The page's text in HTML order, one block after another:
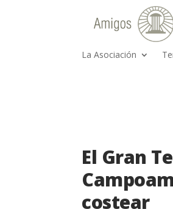
La Asociación
El Gran
costear